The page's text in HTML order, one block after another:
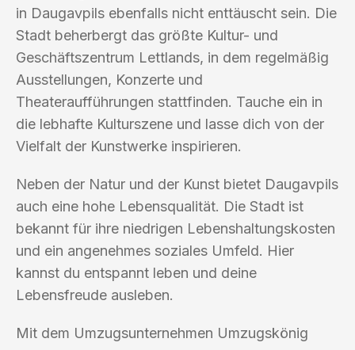
in Daugavpils ebenfalls nicht enttäuscht sein. Die
Stadt beherbergt das größte Kultur- und
Geschäftszentrum Lettlands, in dem regelmäßig
Ausstellungen, Konzerte und
Theateraufführungen stattfinden. Tauche ein in
die lebhafte Kulturszene und lasse dich von der
Vielfalt der Kunstwerke inspirieren.
Neben der Natur und der Kunst bietet Daugavpils
auch eine hohe Lebensqualität. Die Stadt ist
bekannt für ihre niedrigen Lebenshaltungskosten
und ein angenehmes soziales Umfeld. Hier
kannst du entspannt leben und deine
Lebensfreude ausleben.
Mit dem Umzugsunternehmen Umzugskönig